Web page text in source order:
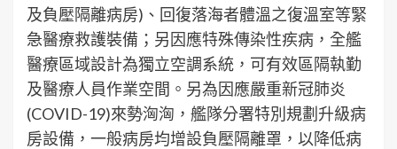
及負壓隔離病房)、回復落海者體溫之復溫室等緊
急醫療救護裝備；另因應特殊傳染性疾病，全艦
醫療區域設計為獨立空調系統，可有效區隔執勤
及醫療人員作業空間。另為因應嚴重新冠肺炎
(COVID-19)來勢洶洶，艦隊分署特別規劃升級病
房設備，一般病房均增設負壓隔離罩，以降低病